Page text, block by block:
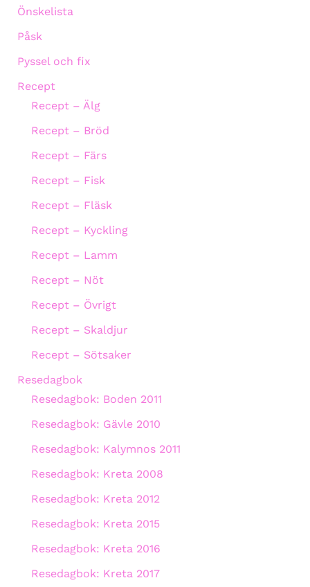
Önskelista
Påsk
Pyssel och fix
Recept
Recept – Älg
Recept – Bröd
Recept – Färs
Recept – Fisk
Recept – Fläsk
Recept – Kyckling
Recept – Lamm
Recept – Nöt
Recept – Övrigt
Recept – Skaldjur
Recept – Sötsaker
Resedagbok
Resedagbok: Boden 2011
Resedagbok: Gävle 2010
Resedagbok: Kalymnos 2011
Resedagbok: Kreta 2008
Resedagbok: Kreta 2012
Resedagbok: Kreta 2015
Resedagbok: Kreta 2016
Resedagbok: Kreta 2017